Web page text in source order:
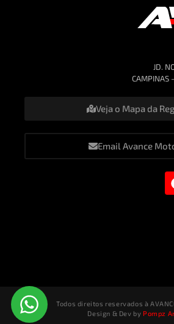
JD.
CAMPINAS
Veja o Mapa da
Email Avance
Todos direitos reservados à
Design & Dev by Pompz